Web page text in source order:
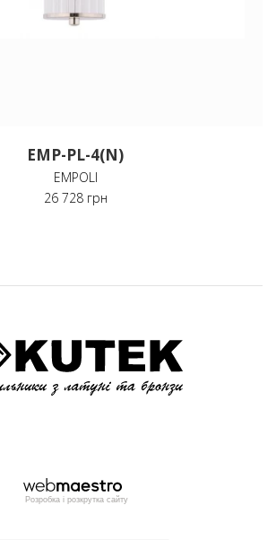
EMP-PL-4(N)
EMPOLI
26 728 грн
Розробка і розкрутка сайту